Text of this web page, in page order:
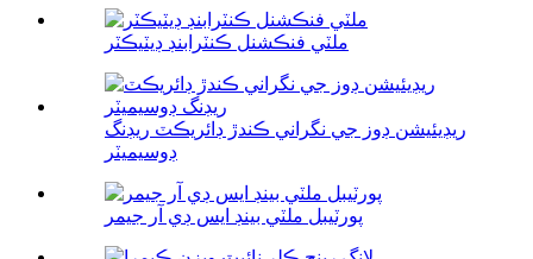
ملٽي فنڪشنل ڪنٽرابنڊ ڊيٽيڪٽر
ريڊيئيشن ڊوز جي نگراني ڪندڙ ڊائريڪٽ ريڊنگ
ڊوسيميٽر
پورٽيبل ملٽي بينڊ ايس ڊي آر جيمر